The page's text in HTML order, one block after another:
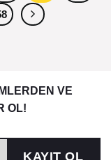
VE
OL!
KAYIT OL